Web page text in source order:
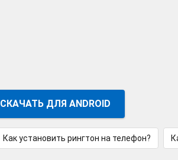
СКАЧАТЬ ДЛЯ ANDROID
Как установить рингтон на телефон?